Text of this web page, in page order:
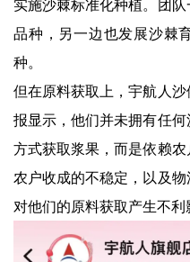
品种，另一边也发展沙棘
种。
但在原料获取上，宇航人
报显示，他们并未拥有任
方式获取浆果，而是依赖
农户收成的不稳定，以及
对他们的原料获取产生不利